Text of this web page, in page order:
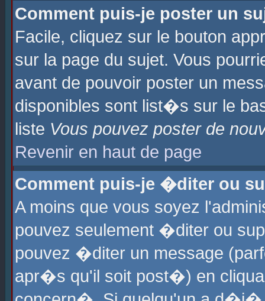
Comment puis-je poster un
Facile, cliquez sur le bouton
sur la page du sujet. Vous
avant de pouvoir poster un
disponibles sont list�s sur le
liste Vous pouvez poster de
Revenir en haut de page
Comment puis-je �diter ou
A moins que vous soyez
pouvez seulement �diter ou
pouvez �diter un message
apr�s qu'il soit post�) en